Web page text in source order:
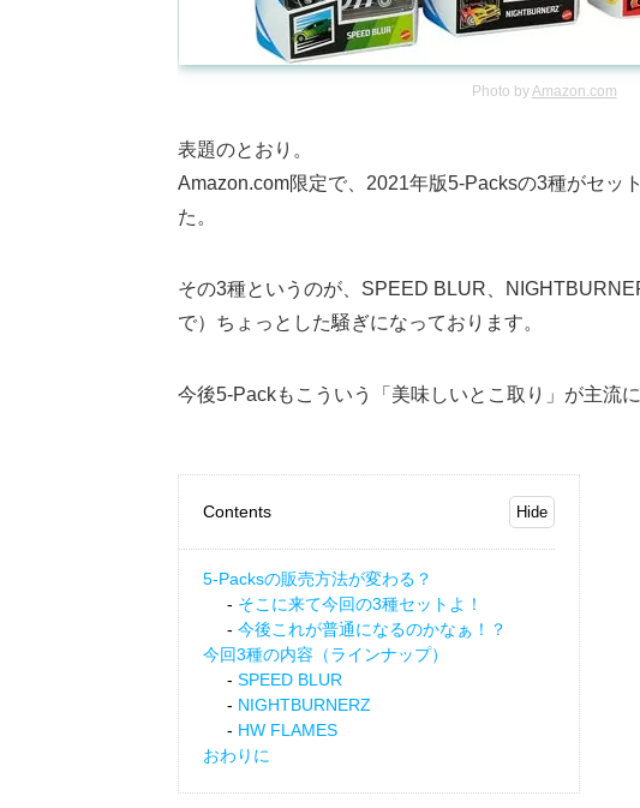
Photo byAmazon.com
表題のとおり。
Amazon.com限定で、2021年版5-Packsの3種がセッ
た。
その3種というのが、SPEED BLUR、
で）ちょっとした騒ぎになっております。
今後5-Packもこういう「美味しいとこ取り」が主流
Contents
5-Packsの販売方法が変わる？
そこに来て今回の3種セットよ！
今後これが普通になるのかなぁ！？
今回3種の内容（ラインナップ）
SPEED BLUR
NIGHTBURNERZ
HW FLAMES
おわりに